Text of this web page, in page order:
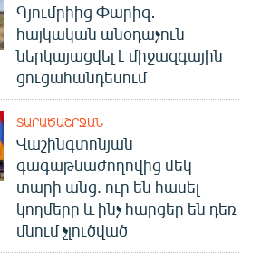
Գյումրիից Փարիզ․
հայկական անօդաչուն
ներկայացվել է միջազգային
ցուցահանդեսում
ՏԱՐԱԾԱՇՐՋԱՆ
Վաշինգտոնյան
գագաթնաժողովից մեկ
տարի անց. ուր են հասել
կողմերը և ինչ հարցեր են դեռ
մնում չլուծված